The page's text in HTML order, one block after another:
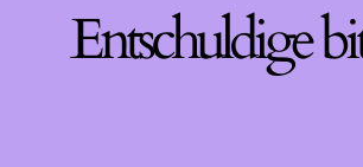
Entschuldige